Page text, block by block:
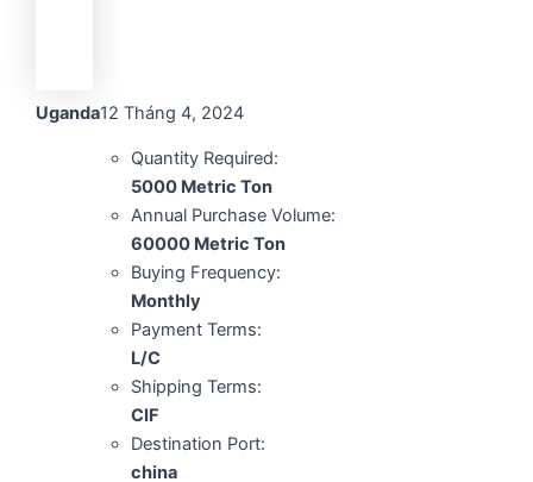
Uganda12 Tháng 4, 2024
Quantity Required:
5000 Metric Ton
Annual Purchase Volume:
60000 Metric Ton
Buying Frequency:
Monthly
Payment Terms:
L/C
Shipping Terms:
CIF
Destination Port:
china